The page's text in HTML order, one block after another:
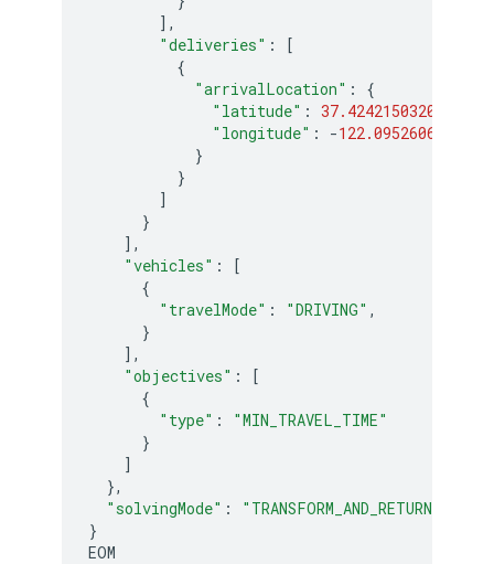
],
"deliveries" :
[
{
"arrivalLocation" :
{
"latitude" : 37.42421503206021
"longitude" : -
}
}
]
}
],
"vehicles" :
[
{
"travelMode" : "DRIVING" ,
}
],
"objectives" :
[
{
"type" :
"MIN_TRAVEL_TIME"
}
]
},
"solvingMode" :
}
EOM